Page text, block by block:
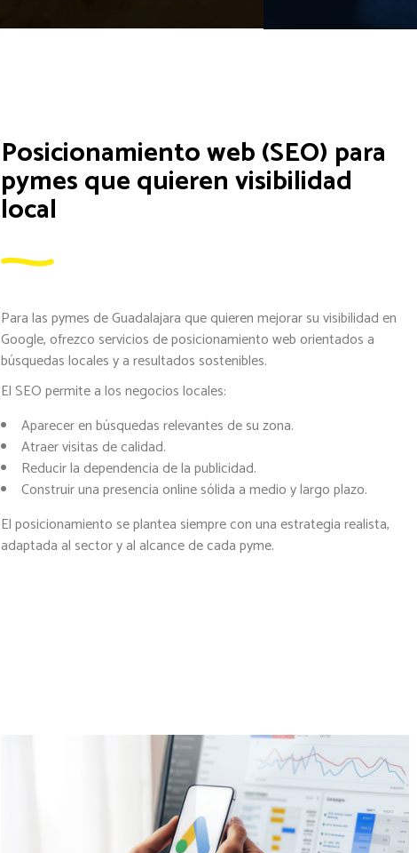
Posicionamiento web (SEO) para
pymes que quieren visibilidad
local
Para las pymes de Guadalajara que quieren mejorar su visibilidad en
Google, ofrezco servicios de posicionamiento web orientados a
búsquedas locales y a resultados sostenibles.
El SEO permite a los negocios locales:
Aparecer en búsquedas relevantes de su zona.
Atraer visitas de calidad.
Reducir la dependencia de la publicidad.
Construir una presencia online sólida a medio y largo plazo.
El posicionamiento se plantea siempre con una estrategia realista,
adaptada al sector y al alcance de cada pyme.